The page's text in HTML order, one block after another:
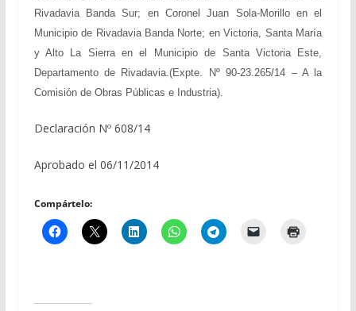
Rivadavia Banda Sur; en Coronel Juan Sola-Morillo en el
Municipio de Rivadavia Banda Norte; en Victoria, Santa María
y Alto La Sierra en el Municipio de Santa Victoria Este,
Departamento de Rivadavia.(Expte. Nº 90-23.265/14 – A la
Comisión de Obras Públicas e Industria).
Declaración Nº 608/14
Aprobado el 06/11/2014
Compártelo: